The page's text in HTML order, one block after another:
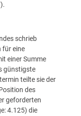
schrieb
für eine
einer Summe
günstigste
teilte sie der
des
geforderten
4.125) die